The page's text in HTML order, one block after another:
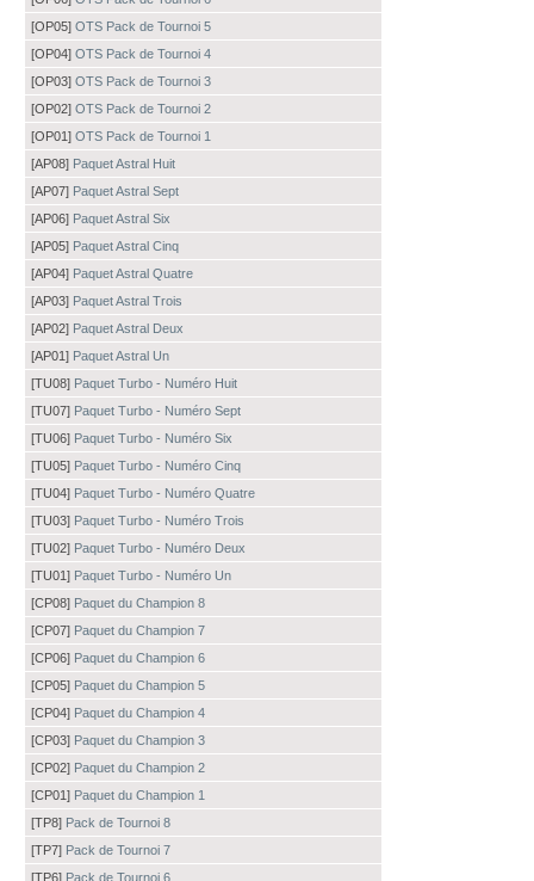
[OP05] OTS Pack de Tournoi 5
[OP04] OTS Pack de Tournoi 4
[OP03] OTS Pack de Tournoi 3
[OP02] OTS Pack de Tournoi 2
[OP01] OTS Pack de Tournoi 1
[AP08] Paquet Astral Huit
[AP07] Paquet Astral Sept
[AP06] Paquet Astral Six
[AP05] Paquet Astral Cinq
[AP04] Paquet Astral Quatre
[AP03] Paquet Astral Trois
[AP02] Paquet Astral Deux
[AP01] Paquet Astral Un
[TU08] Paquet Turbo - Numéro Huit
[TU07] Paquet Turbo - Numéro Sept
[TU06] Paquet Turbo - Numéro Six
[TU05] Paquet Turbo - Numéro Cinq
[TU04] Paquet Turbo - Numéro Quatre
[TU03] Paquet Turbo - Numéro Trois
[TU02] Paquet Turbo - Numéro Deux
[TU01] Paquet Turbo - Numéro Un
[CP08] Paquet du Champion 8
[CP07] Paquet du Champion 7
[CP06] Paquet du Champion 6
[CP05] Paquet du Champion 5
[CP04] Paquet du Champion 4
[CP03] Paquet du Champion 3
[CP02] Paquet du Champion 2
[CP01] Paquet du Champion 1
[TP8] Pack de Tournoi 8
[TP7] Pack de Tournoi 7
[TP6] Pack de Tournoi 6